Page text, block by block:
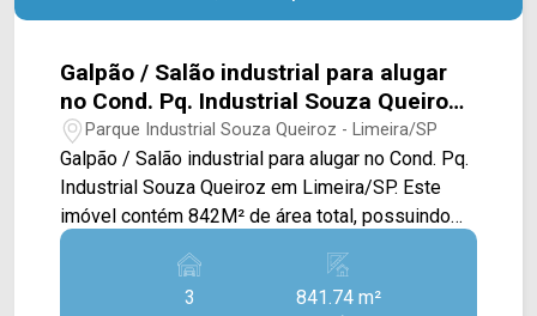
Galpão / Salão industrial para alugar
no Cond. Pq. Industrial Souza Queiroz
em Limeira/SP
Parque Industrial Souza Queiroz - Limeira/SP
Galpão / Salão industrial para alugar no Cond. Pq.
Industrial Souza Queiroz em Limeira/SP. Este
imóvel contém 842M² de área total, possuindo
um extenso salão, salas privativas e vestiários. >
02 banheiros sociais; > 03 vagas rotativas.
Localizado no bairro Parque Industrial Souza
3 841.74 m²